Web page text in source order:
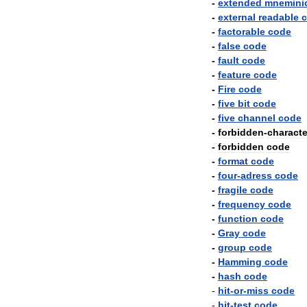
- extended
- external readable
- factorable code
- false code
- fault code
- feature code
- Fire code
- five bit code
- five channel code
- forbidden-
- forbidden code
- format code
- four-adress code
- fragile code
- frequency code
- function code
- Gray code
- group code
- Hamming code
- hash code
- hit-or-miss code